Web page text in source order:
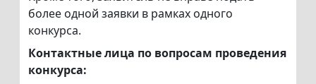
более одной заявки в рамках одного
конкурса.
Контактные лица по вопросам проведения
конкурса: